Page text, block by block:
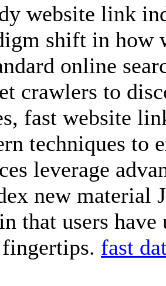
website link
shift in how
online
crawlers to
fast website
techniques to
leverage
new material
that users
fast